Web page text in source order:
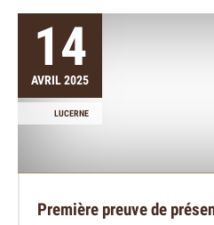
14
AVRIL 2025
LUCERNE
Première preuve de